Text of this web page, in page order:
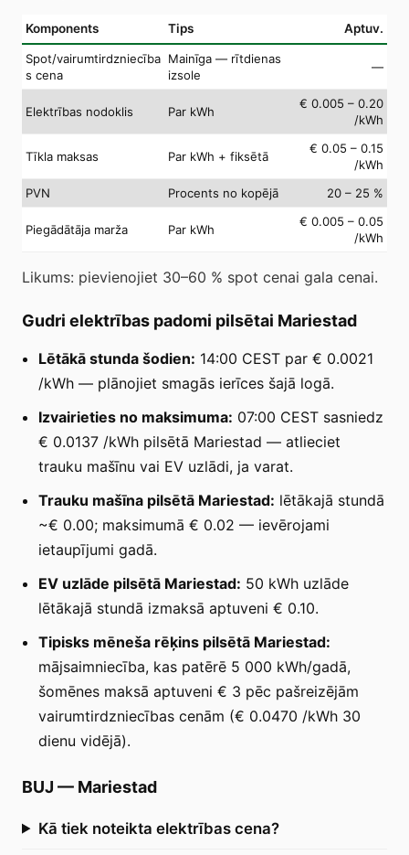
Komponents Tips Aptuv.
Spot/vairumtirdzniecība
s cena
Mainīga — rītdienas
izsole
—
Elektrības nodoklis Par kWh
€ 0.005 – 0.20
/kWh
Tīkla maksas Par kWh + fiksētā
€ 0.05 – 0.15
/kWh
PVN
Procents no kopējā 20 – 25 %
Piegādātāja marža Par kWh
€ 0.005 – 0.05
/kWh
Likums: pievienojiet 30–60 % spot cenai gala cenai.
Gudri elektrības padomi pilsētai Mariestad
Lētākā stunda šodien: 14:00 CEST par € 0.0021
/kWh — plānojiet smagās ierīces šajā logā.
Izvairieties no maksimuma: 07:00 CEST sasniedz
€ 0.0137 /kWh pilsētā Mariestad — atlieciet
trauku mašīnu vai EV uzlādi, ja varat.
Trauku mašīna pilsētā Mariestad: lētākajā stundā
~€ 0.00; maksimumā € 0.02 — ievērojami
ietaupījumi gadā.
EV uzlāde pilsētā Mariestad: 50 kWh uzlāde
lētākajā stundā izmaksā aptuveni € 0.10.
Tipisks mēneša rēķins pilsētā Mariestad:
mājsaimniecība, kas patērē 5 000 kWh/gadā,
šomēnes maksā aptuveni € 3 pēc pašreizējām
vairumtirdzniecības cenām (€ 0.0470 /kWh 30
dienu vidējā).
BUJ — Mariestad
Kā tiek noteikta elektrības cena?